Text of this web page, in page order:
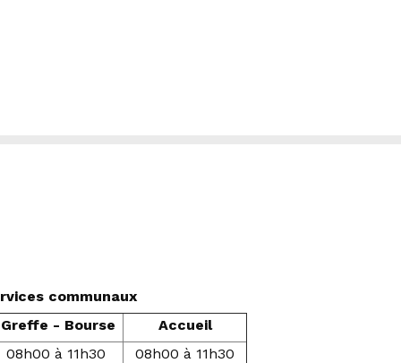
communaux
Greffe - Bourse Accueil
08h00 à 11h30
08h00 à 11h30